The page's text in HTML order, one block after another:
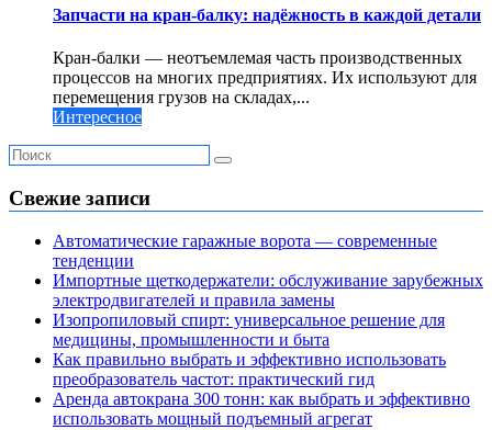
Запчасти на кран-балку: надёжность в каждой детали
Кран-балки — неотъемлемая часть производственных
процессов на многих предприятиях. Их используют для
перемещения грузов на складах,...
Интересное
Свежие записи
Автоматические гаражные ворота — современные
тенденции
Импортные щеткодержатели: обслуживание зарубежных
электродвигателей и правила замены
Изопропиловый спирт: универсальное решение для
медицины, промышленности и быта
Как правильно выбрать и эффективно использовать
преобразователь частот: практический гид
Аренда автокрана 300 тонн: как выбрать и эффективно
использовать мощный подъемный агрегат